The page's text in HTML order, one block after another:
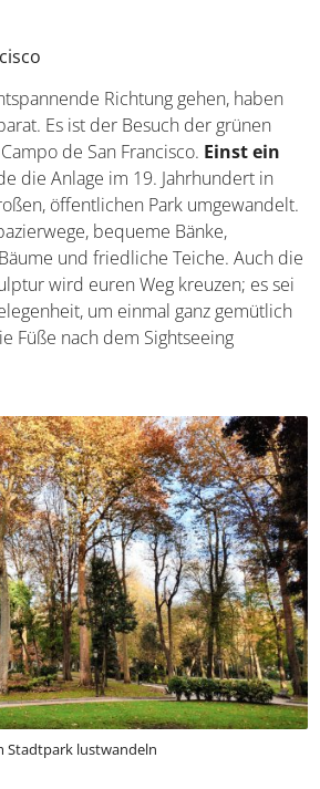
Richtung gehen, haben
Es ist der Besuch der grünen
de San Francisco. Einst ein
die Anlage im 19. Jahrhundert in
öffentlichen Park umgewandelt.
bequeme Bänke,
und friedliche Teiche. Auch die
wird euren Weg kreuzen; es sei
um einmal ganz gemütlich
Füße nach dem Sightseeing
Stadtpark lustwandeln